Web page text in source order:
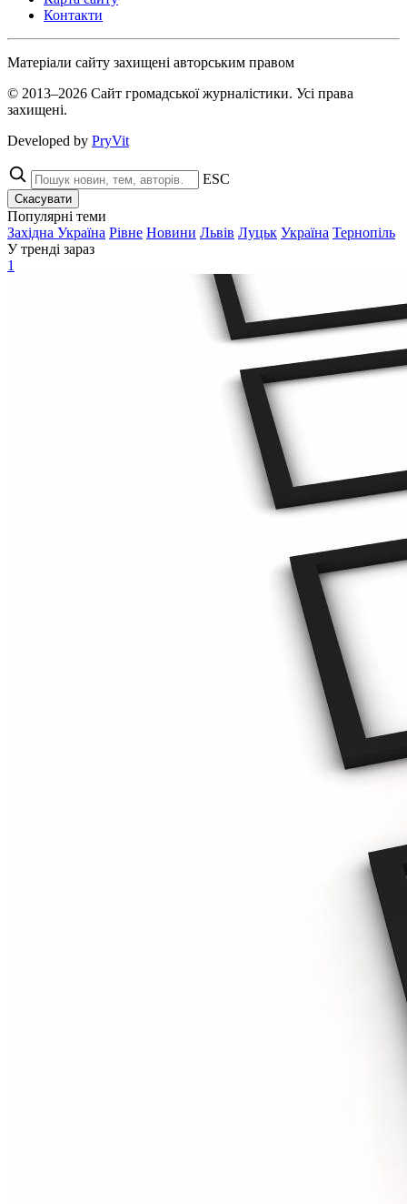
Контакти
Матеріали сайту захищені авторським правом
© 2013–2026 Сайт громадської журналістики. Усі права
захищені.
Developed by PryVit
ESC
Скасувати
Популярні теми
Західна Україна Рівне Новини Львів Луцьк Україна Тернопіль
У тренді зараз
1